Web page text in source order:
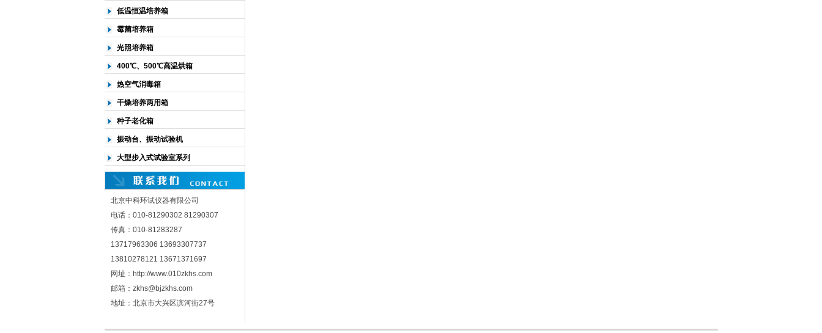
低温恒温培养箱
霉菌培养箱
光照培养箱
400℃、500℃高温烘箱
热空气消毒箱
干燥培养两用箱
种子老化箱
振动台、振动试验机
大型步入式试验室系列
北京中科环试仪器有限公司
电话：010-81290302 81290307
传真：010-81283287
13717963306 13693307737
13810278121 13671371697
网址：http://www.010zkhs.com
邮箱：zkhs@bjzkhs.com
地址：北京市大兴区滨河街27号